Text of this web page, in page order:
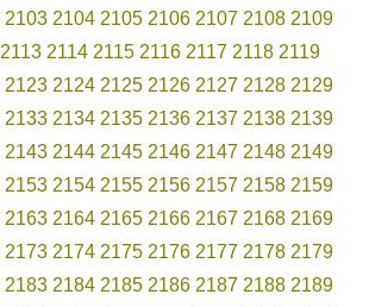
2103 2104 2105 2106 2107 2108 2109
2113 2114 2115 2116 2117 2118 2119
2123 2124 2125 2126 2127 2128 2129
2133 2134 2135 2136 2137 2138 2139
2143 2144 2145 2146 2147 2148 2149
2153 2154 2155 2156 2157 2158 2159
2163 2164 2165 2166 2167 2168 2169
2173 2174 2175 2176 2177 2178 2179
2183 2184 2185 2186 2187 2188 2189